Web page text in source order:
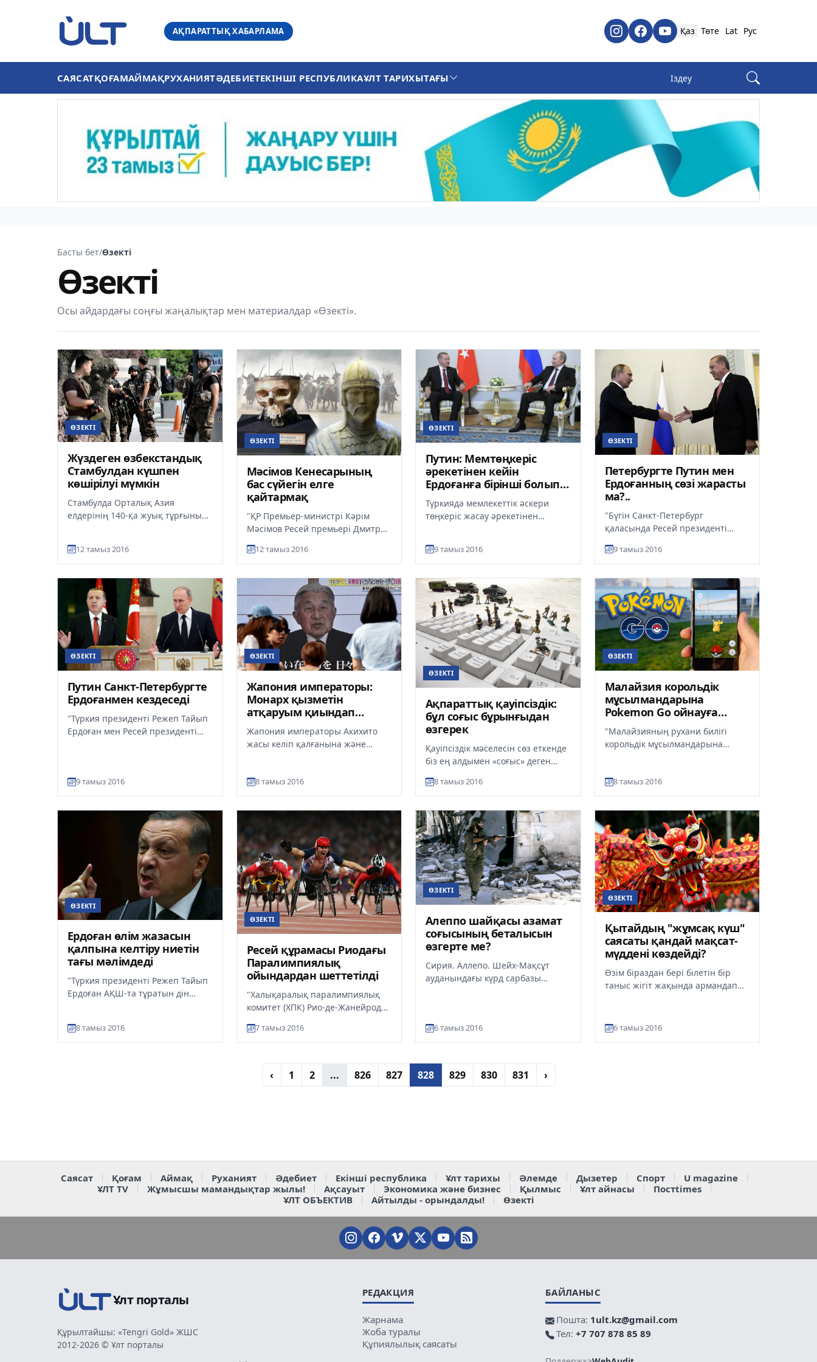
АҚПАРАТТЫҚ ХАБАРЛАМА Қаз Төте Lat Рус
САЯСАТҚОҒАМАЙМАҚРУХАНИЯТӘДЕБИЕТЕКІНШІ РЕСПУБЛИКАҰЛТ ТАРИХЫТАҒЫ
Басты бет/Өзекті
Өзекті
Осы айдардағы соңғы жаңалықтар мен материалдар «Өзекті».
ӨЗЕКТІ
Жүздеген өзбекстандық
Стамбулдан күшпен
көшірілуі мүмкін
Стамбулда Орталық Азия
елдерінің 140-қа жуық тұрғыны
ұсталғандард...
12 тамыз 2016
ӨЗЕКТІ
Мәсімов Кенесарының
бас сүйегін елге
қайтармақ
"ҚР Премьер-министрі Кәрім
Мәсімов Ресей премьері Дмитрий
хан мен Кейкі батырд...
12 тамыз 2016
ӨЗЕКТІ
Путин: Мемтөңкеріс
әрекетінен кейін
Ердоғанға бірінші болып
хабарласқандардың бірі
болдым (Видео)
Түркияда мемлекеттік әскери
төңкеріс жасау әрекетінен
9 тамыз 2016
ӨЗЕКТІ
Петербургте Путин мен
Ердоғанның сөзі жарасты
ма?..
"Бүгін Санкт-Петербург
қаласында Ресей президенті
президенті Реджеп Тайип
Ердоғанның ар...
9 тамыз 2016
ӨЗЕКТІ
Путин Санкт-Петербургте
Ердоғанмен кездеседі
"Түркия президенті Режеп Тайып
Ердоған мен Ресей президенті
9 тамыз 2016
ӨЗЕКТІ
Жапония императоры:
Монарх қызметін
атқаруым қиындап
Жапония императоры Акихито
жасы келіп қалғанына және
қиындап б...
8 тамыз 2016
ӨЗЕКТІ
Ақпараттық қауіпсіздік:
бұл соғыс бұрынғыдан
өзгерек
Қауіпсіздік мәселесін сөз еткенде
біз ең алдымен «соғыс» деген
елестетеміз. Автомат асынған...
8 тамыз 2016
ӨЗЕКТІ
Малайзия корольдік
мұсылмандарына
Pokemon Go ойнауға
тыйым салды
"Малайзияның рухани билігі
корольдік мұсылмандарына
туралы ел...
8 тамыз 2016
ӨЗЕКТІ
Ердоған өлім жазасын
қалпына келтіру ниетін
тағы мәлімдеді
"Түркия президенті Режеп Тайып
Ердоған АҚШ-та тұратын дін
8 тамыз 2016
ӨЗЕКТІ
Ресей құрамасы Риодағы
Паралимпиялық
ойындардан шеттетілді
"Халықаралық паралимпиялық
комитет (ХПК) Рио-де-Жанейрода
Паралимпиялық ойындардан
Ресе...
7 тамыз 2016
ӨЗЕКТІ
Алеппо шайқасы азамат
соғысының беталысын
өзгерте ме?
Сирия. Аллепо. Шейх-Мақсұт
ауданындағы күрд сарбазы
6 тамыз 2016
ӨЗЕКТІ
Қытайдың "жұмсақ күш"
саясаты қандай мақсат-
мүддені көздейді?
Өзім біраздан бері білетін бір
таныс жігіт жақында армандап
6 тамыз 2016
‹ 1 2 ... 826 827 828 829 830 831 ›
Саясат Қоғам Аймақ Руханият Әдебиет Екінші республика Ұлт тарихы Әлемде Дызетер Спорт
U magazine
ҰЛТ TV
Жұмысшы мамандықтар жылы! Ақсауыт Экономика және бизнес Қылмыс Ұлт айнасы
Постtimes
ҰЛТ ОБЪЕКТИВ
Айтылды - орындалды! Өзекті
Ұлт порталы
Құрылтайшы: «Tengri Gold» ЖШС
2012-2026 © Ұлт порталы
РЕДАКЦИЯ
Жарнама
Жоба туралы
Құпиялылық саясаты
БАЙЛАНЫС
Пошта: 1ult.kz@gmail.com
Тел: +7 707 878 85 89